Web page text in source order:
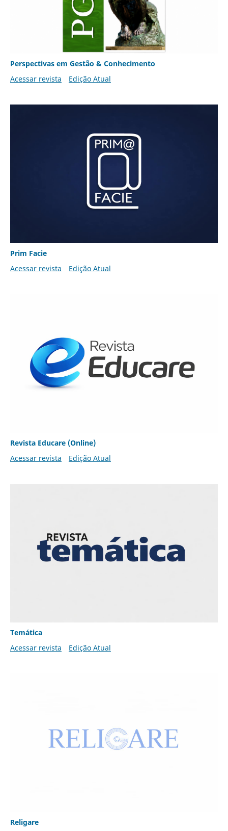
Perspectivas em Gestão & Conhecimento
Acessar revista
Edição Atual
Prim Facie
Acessar revista
Edição Atual
Revista Educare (Online)
Acessar revista
Edição Atual
Temática
Acessar revista
Edição Atual
Religare